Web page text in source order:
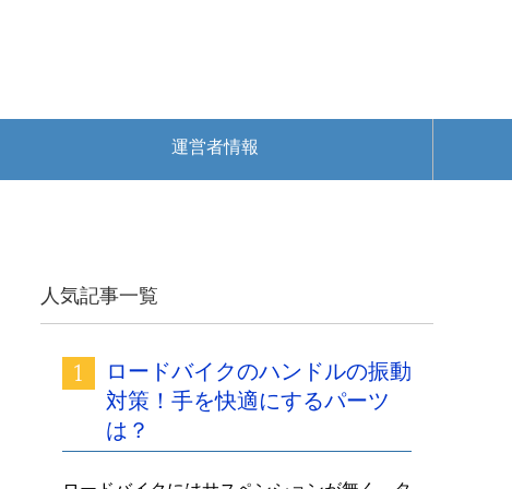
運営者情報
人気記事一覧
ロードバイクのハンドルの振動
対策！手を快適にするパーツ
は？